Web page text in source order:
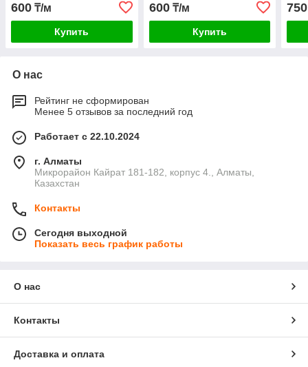
600 ₸/м
Купить
600₸/м
Купить
750
О нас
Рейтинг не сформирован
Менее 5 отзывов за последний год
Работает с 22.10.2024
г. Алматы
Микрорайон Кайрат 181-182, корпус 4., Алматы,
Казахстан
Контакты
Сегодня выходной
Показать весь график работы
О нас
Контакты
Доставка и оплата